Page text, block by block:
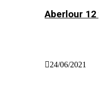
Aberlour 12
24/06/2021